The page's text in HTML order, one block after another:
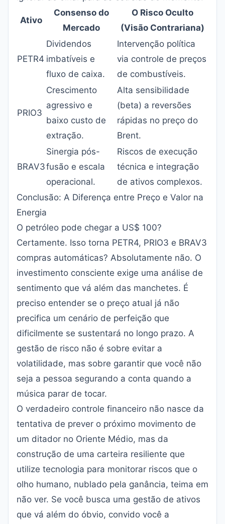
Ativo
Consenso do
Mercado
O Risco Oculto
(Visão Contrariana)
PETR4
Dividendos
imbatíveis e
fluxo de caixa.
Intervenção política
via controle de preços
de combustíveis.
PRIO3
Crescimento
agressivo e
baixo custo de
extração.
Alta sensibilidade
(beta) a reversões
rápidas no preço do
Brent.
BRAV3
Sinergia pós-
fusão e escala
operacional.
Riscos de execução
técnica e integração
de ativos complexos.
Conclusão: A Diferença entre Preço e Valor na
Energia
O petróleo pode chegar a US$ 100?
Certamente. Isso torna PETR4, PRIO3 e BRAV3
compras automáticas? Absolutamente não. O
investimento consciente exige uma análise de
sentimento que vá além das manchetes. É
preciso entender se o preço atual já não
precifica um cenário de perfeição que
dificilmente se sustentará no longo prazo. A
gestão de risco não é sobre evitar a
volatilidade, mas sobre garantir que você não
seja a pessoa segurando a conta quando a
música parar de tocar.
O verdadeiro controle financeiro não nasce da
tentativa de prever o próximo movimento de
um ditador no Oriente Médio, mas da
construção de uma carteira resiliente que
utilize tecnologia para monitorar riscos que o
olho humano, nublado pela ganância, teima em
não ver. Se você busca uma gestão de ativos
que vá além do óbvio, convido você a